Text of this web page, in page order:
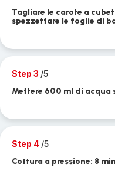
Tagliare le carote a
spezzettare le foglie di
Step 3 /5
Mettere 600 ml di acqua
Step 4 /5
Cottura a pressione: 8